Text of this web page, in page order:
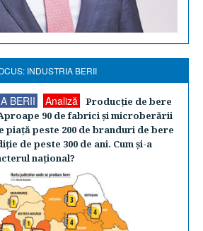
INDUSTRIA BERII
BERII Analiză
Producţie de bere
90 de fabrici şi microberării
piaţă peste 200 de branduri de bere
de peste 300 de ani. Cum şi-a
naţional?